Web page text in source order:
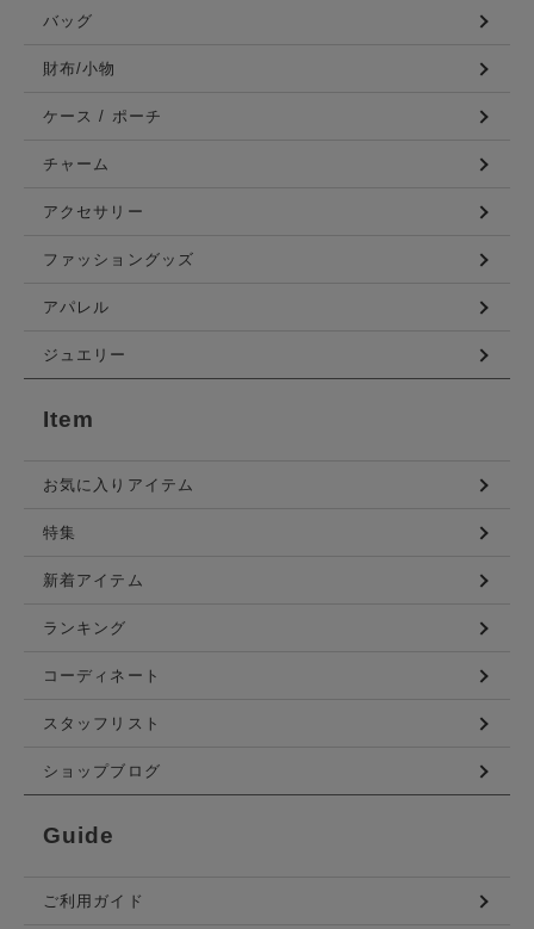
バッグ
財布/小物
ケース / ポーチ
チャーム
アクセサリー
ファッショングッズ
アパレル
ジュエリー
Item
お気に入りアイテム
特集
新着アイテム
ランキング
コーディネート
スタッフリスト
ショップブログ
Guide
ご利用ガイド